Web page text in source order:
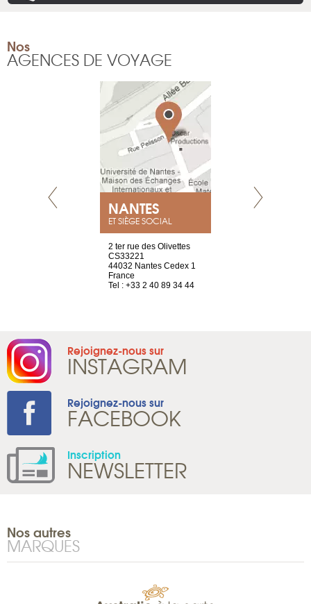
Nos
AGENCES DE VOYAGE
NANTES
ET SIÈGE SOCIAL
2 ter rue des Olivettes
CS33221
44032 Nantes Cedex 1
France
Tel : +33 2 40 89 34 44
Rejoignez-nous sur
INSTAGRAM
Rejoignez-nous sur
FACEBOOK
Inscription
NEWSLETTER
Nos autres
MARQUES